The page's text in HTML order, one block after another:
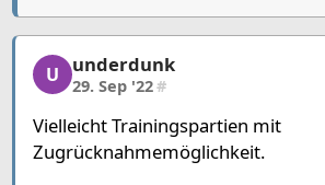
underdunk, 2/12, 29. Sep '22
U underdunk
29. Sep '22#
Vielleicht Trainingspartien mit
Zugrücknahmemöglichkeit.